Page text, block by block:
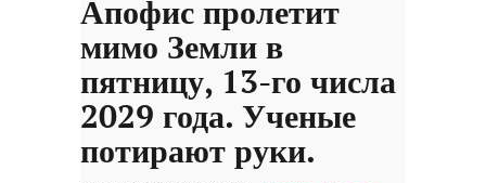
Апофис пролетит
мимо Земли в
пятницу, 13-го числа
2029 года. Ученые
потирают руки.